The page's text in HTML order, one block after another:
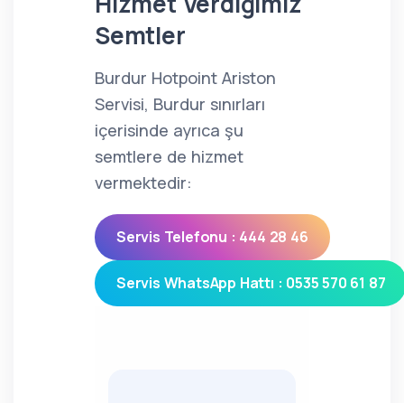
Semtler
Burdur Hotpoint Ariston
Servisi, Burdur sınırları
içerisinde ayrıca şu
semtlere de hizmet
vermektedir:
Servis Telefonu : 444 28 46
Servis WhatsApp Hattı : 0535 570 61 87